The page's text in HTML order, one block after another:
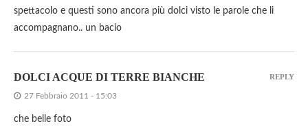
spettacolo e questi sono ancora più dolci visto le parole che li
accompagnano.. un bacio
DOLCI ACQUE DI TERRE BIANCHE
27 Febbraio 2011 - 15:03
che belle foto
REPLY